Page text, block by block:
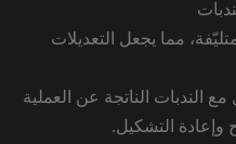
مما يجعل التعديلات
الندبات الناتجة عن العملية
وإعادة التشكيل.